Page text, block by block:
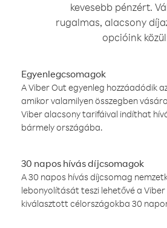
kevesebb pénzért.
rugalmas, alacsony
opcióink
Egyenlegcsomagok
A Viber Out egyenleg hozzáadódik
amikor valamilyen összegben
Viber alacsony tarifáival indíthat
bármely országába.
30 napos hívás díjcsomagok
A 30 napos hívás díjcsomag
lebonyolítását teszi lehetővé a
kiválasztott célországokba 30